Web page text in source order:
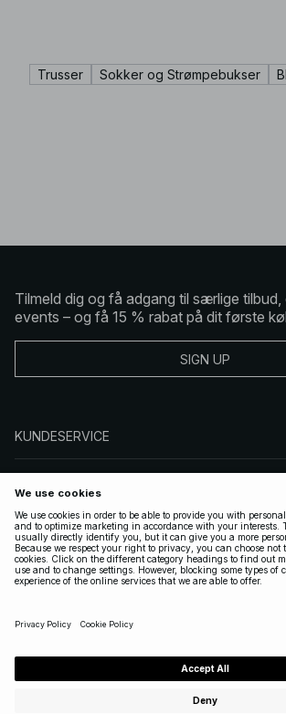
Trusser Sokker og Strømpebukser
Tilmeld dig og få adgang til særlige tilbud,
events – og få 15 % rabat på dit første
SIGN UP
KUNDESERVICE
FØLG OS
GYLDIGE